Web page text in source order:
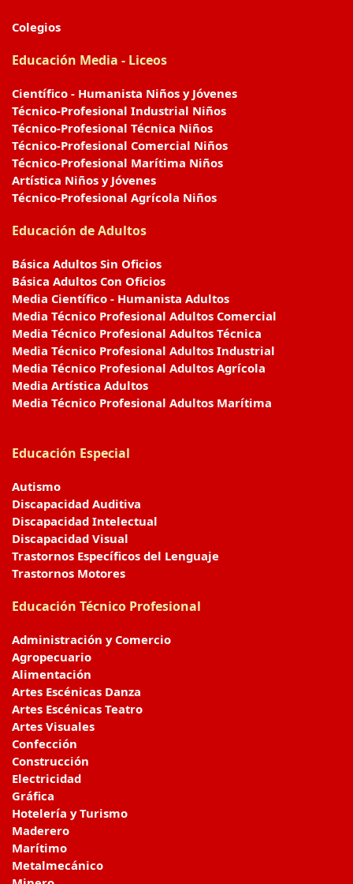
Colegios
Educación Media - Liceos
Científico - Humanista Niños y Jóvenes
Técnico-Profesional Industrial Niños
Técnico-Profesional Técnica Niños
Técnico-Profesional Comercial Niños
Técnico-Profesional Marítima Niños
Artística Niños y Jóvenes
Técnico-Profesional Agrícola Niños
Educación de Adultos
Básica Adultos Sin Oficios
Básica Adultos Con Oficios
Media Científico - Humanista Adultos
Media Técnico Profesional Adultos Comercial
Media Técnico Profesional Adultos Técnica
Media Técnico Profesional Adultos Industrial
Media Técnico Profesional Adultos Agrícola
Media Artística Adultos
Media Técnico Profesional Adultos Marítima
Educación Especial
Autismo
Discapacidad Auditiva
Discapacidad Intelectual
Discapacidad Visual
Trastornos Específicos del Lenguaje
Trastornos Motores
Educación Técnico Profesional
Administración y Comercio
Agropecuario
Alimentación
Artes Escénicas Danza
Artes Escénicas Teatro
Artes Visuales
Confección
Construcción
Electricidad
Gráfica
Hotelería y Turismo
Maderero
Marítimo
Metalmecánico